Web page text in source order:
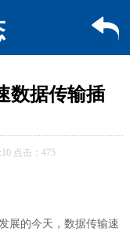
数据传输插
点击：475
展的今天，数据传输速